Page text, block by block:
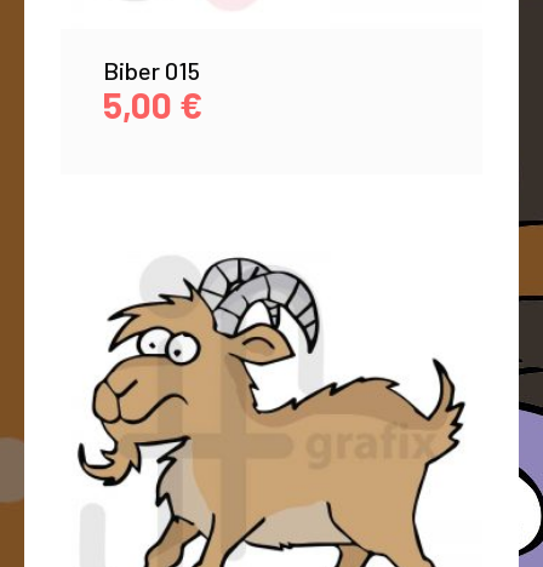
Biber 015
5,00 €